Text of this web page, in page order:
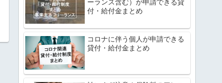
ーランス含む）が申請できる貸
付・給付金まとめ
コロナに伴う個人が申請できる
貸付・給付金まとめ